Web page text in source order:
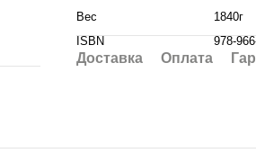
Вес
1840г
ISBN
978-
Доставка Оплата